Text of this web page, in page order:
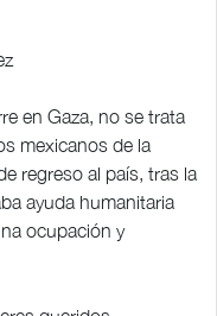
en Gaza, no se trata
mexicanos de la
regreso al país, tras la
ayuda humanitaria
ocupación y